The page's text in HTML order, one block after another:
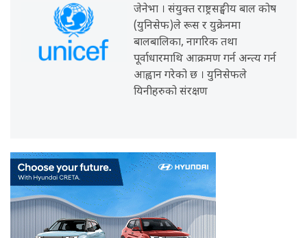
जेनेभा । संयुक्त राष्ट्रसङ्घीय बाल कोष
(युनिसेफ)ले रूस र युक्रेनमा
बालबालिका, नागरिक तथा
पूर्वाधारमाथि आक्रमण गर्न अन्त्य गर्न
आह्वान गरेको छ । युनिसेफले
यिनीहरुको संरक्षण